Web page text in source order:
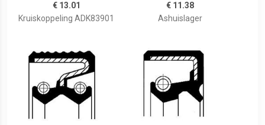
€ 13.01
Kruiskoppeling ADK83901
€ 11.38
Ashuislager